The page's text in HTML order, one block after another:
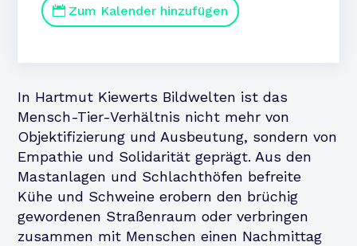
Zum Kalender hinzufügen
In Hartmut Kiewerts Bildwelten ist das
Mensch-Tier-Verhältnis nicht mehr von
Objektifizierung und Ausbeutung, sondern von
Empathie und Solidarität geprägt. Aus den
Mastanlagen und Schlachthöfen befreite
Kühe und Schweine erobern den brüchig
gewordenen Straßenraum oder verbringen
zusammen mit Menschen einen Nachmittag